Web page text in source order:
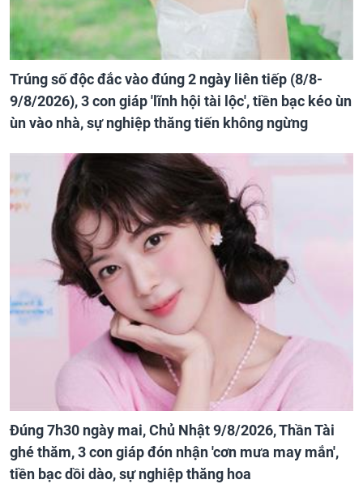
Trúng số độc đắc vào đúng 2 ngày liên tiếp (8/8-
9/8/2026), 3 con giáp 'lĩnh hội tài lộc', tiền bạc kéo ùn
ùn vào nhà, sự nghiệp thăng tiến không ngừng
Đúng 7h30 ngày mai, Chủ Nhật 9/8/2026, Thần Tài
ghé thăm, 3 con giáp đón nhận 'cơn mưa may mắn',
tiền bạc dồi dào, sự nghiệp thăng hoa